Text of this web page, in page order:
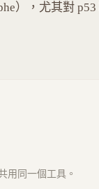
），尤其對
用同一個工具。